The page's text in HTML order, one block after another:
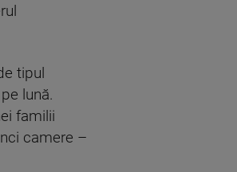
tipul
lună.
familii
camere –